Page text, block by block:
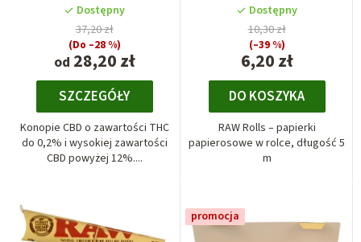
Dostępny
od 28,20 zł
37,20 zł
(Do –28 %)
SZCZEGÓŁY
Konopie CBD o zawartości THC
do 0,2% i wysokiej zawartości
CBD powyżej 12%....
Dostępny
6,20 zł
10,30 zł
(–39 %)
DO KOSZYKA
RAW Rolls – papierki
papierosowe w rolce, długość 5
m
promocja